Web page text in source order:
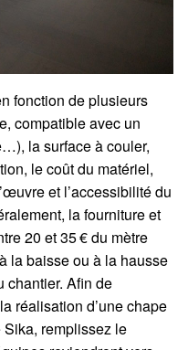
fonction de plusieurs
compatible avec un
la surface à couler,
le coût du matériel,
et l’accessibilité du
la fourniture et
20 et 35 € du mètre
la baisse ou à la hausse
chantier. Afin de
réalisation d’une chape
remplissez le